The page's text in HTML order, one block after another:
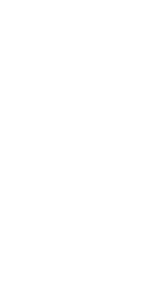
Lucien
francesa. “Voy
tengo la suerte
que no
Por último,
exjugador del
momento ha
Descubre más
.